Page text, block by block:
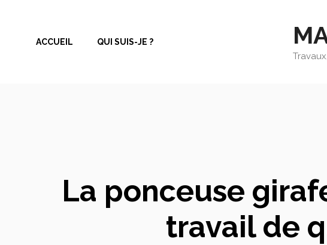
contenuACCUEIL QUI SUIS-JE ?
La ponceuse
travail de